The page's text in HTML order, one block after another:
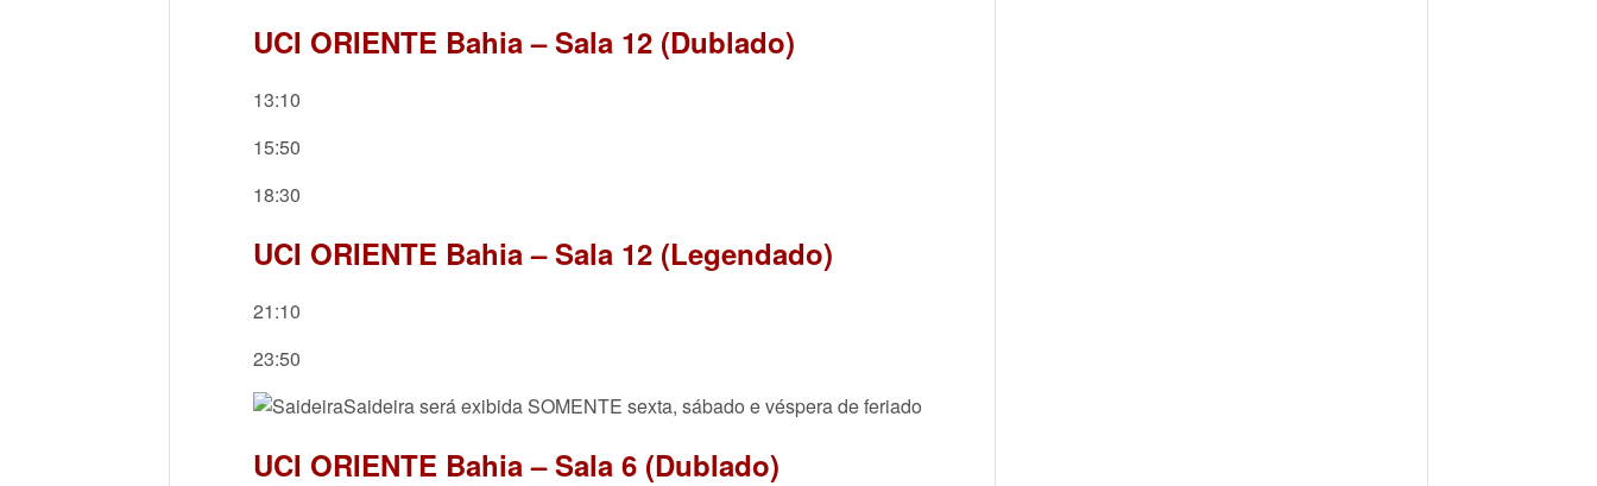
UCI ORIENTE Bahia – Sala 12 (Dublado)
13:10
15:50
18:30
UCI ORIENTE Bahia – Sala 12 (Legendado)
21:10
23:50
Saideira será exibida SOMENTE sexta, sábado e véspera de feriado
UCI ORIENTE Bahia – Sala 6 (Dublado)